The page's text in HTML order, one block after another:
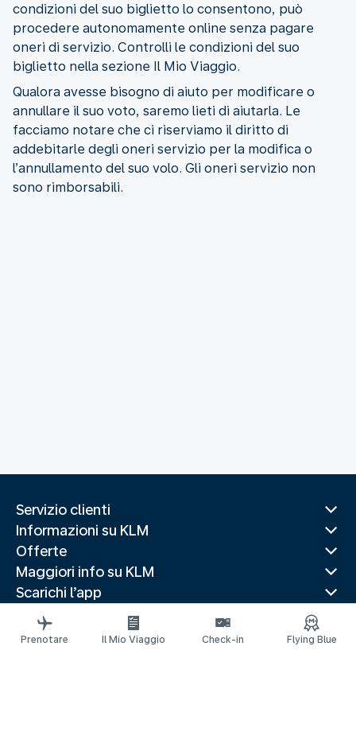
condizioni del suo biglietto lo consentono, può
procedere autonomamente online senza pagare
oneri di servizio. Controlli le condizioni del suo
biglietto nella sezione Il Mio Viaggio.
Qualora avesse bisogno di aiuto per modificare o
annullare il suo voto, saremo lieti di aiutarla. Le
facciamo notare che ci riserviamo il diritto di
addebitarle degli oneri servizio per la modifica o
l’annullamento del suo volo. Gli oneri servizio non
sono rimborsabili.
Servizio clienti
Informazioni su KLM
Offerte
Maggiori info su KLM
Scarichi l’app
Siti web correlati
Guide di viaggio
Prenotare Il Mio Viaggio Check-in Flying Blue